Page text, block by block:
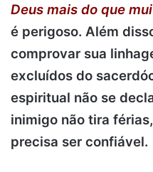
Deus mais do que
é perigoso. Além
comprovar sua
excluídos do
espiritual não se
inimigo não tira
precisa ser confiável.